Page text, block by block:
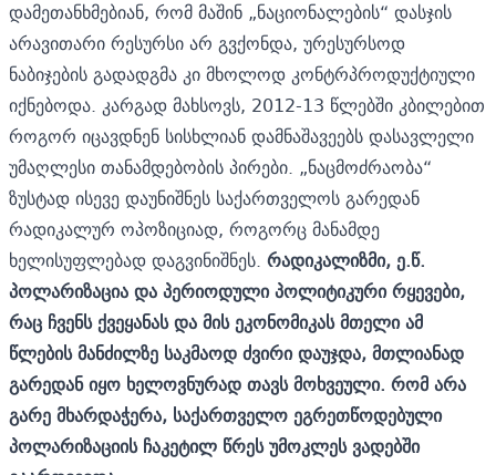
დამეთანხმებიან, რომ მაშინ „ნაციონალების“ დასჯის
არავითარი რესურსი არ გვქონდა, ურესურსოდ
ნაბიჯების გადადგმა კი მხოლოდ კონტრპროდუქტიული
იქნებოდა. კარგად მახსოვს, 2012-13 წლებში კბილებით
როგორ იცავდნენ სისხლიან დამნაშავეებს დასავლელი
უმაღლესი თანამდებობის პირები. „ნაცმოძრაობა“
ზუსტად ისევე დაუნიშნეს საქართველოს გარედან
რადიკალურ ოპოზიციად, როგორც მანამდე
ხელისუფლებად დაგვინიშნეს. რადიკალიზმი, ე.წ.
პოლარიზაცია და პერიოდული პოლიტიკური რყევები,
რაც ჩვენს ქვეყანას და მის ეკონომიკას მთელი ამ
წლების მანძილზე საკმაოდ ძვირი დაუჯდა, მთლიანად
გარედან იყო ხელოვნურად თავს მოხვეული. რომ არა
გარე მხარდაჭერა, საქართველო ეგრეთწოდებული
პოლარიზაციის ჩაკეტილ წრეს უმოკლეს ვადებში